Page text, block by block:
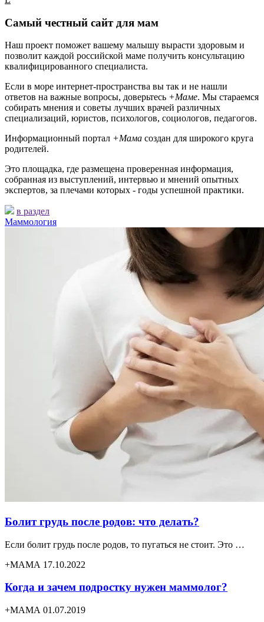
Самый честный сайт для мам
Наш проект поможет вашему малышу вырасти здоровым и
позволит каждой российской маме получить консультацию
квалифицированного специалиста.
Если в море интернет-пространства вы так и не нашли
ответов на важные вопросы, доверьтесь +Маме. Мы стараемся
собирать мнения и советы лучших врачей различных
специализаций, юристов, психологов, социологов, педагогов.
Информационный портал +Мама создан для широкого круга
родителей.
Это площадка, где размещена проверенная информация,
собранная из выступлений, интервью и мнений опытных
экспертов, за плечами которых - годы успешной практики.
в раздел
Маммология
Болит грудь после родов: что делать?
Если болит грудь после родов, то пугаться не стоит. Это …
+МАМА 17.10.2022
Когда и зачем подростку нужен маммолог?
+МАМА 01.07.2019